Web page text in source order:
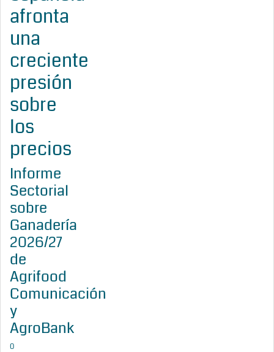
afronta
una
creciente
presión
sobre
los
precios
Informe
Sectorial
sobre
Ganadería
2026/27
de
Agrifood
Comunicación
y
AgroBank
0